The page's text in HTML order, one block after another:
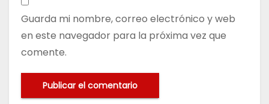
Guarda mi nombre, correo electrónico y web
en este navegador para la próxima vez que
comente.